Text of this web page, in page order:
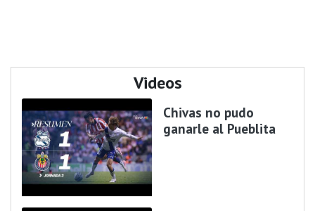
Videos
Chivas no pudo
ganarle al Pueblita